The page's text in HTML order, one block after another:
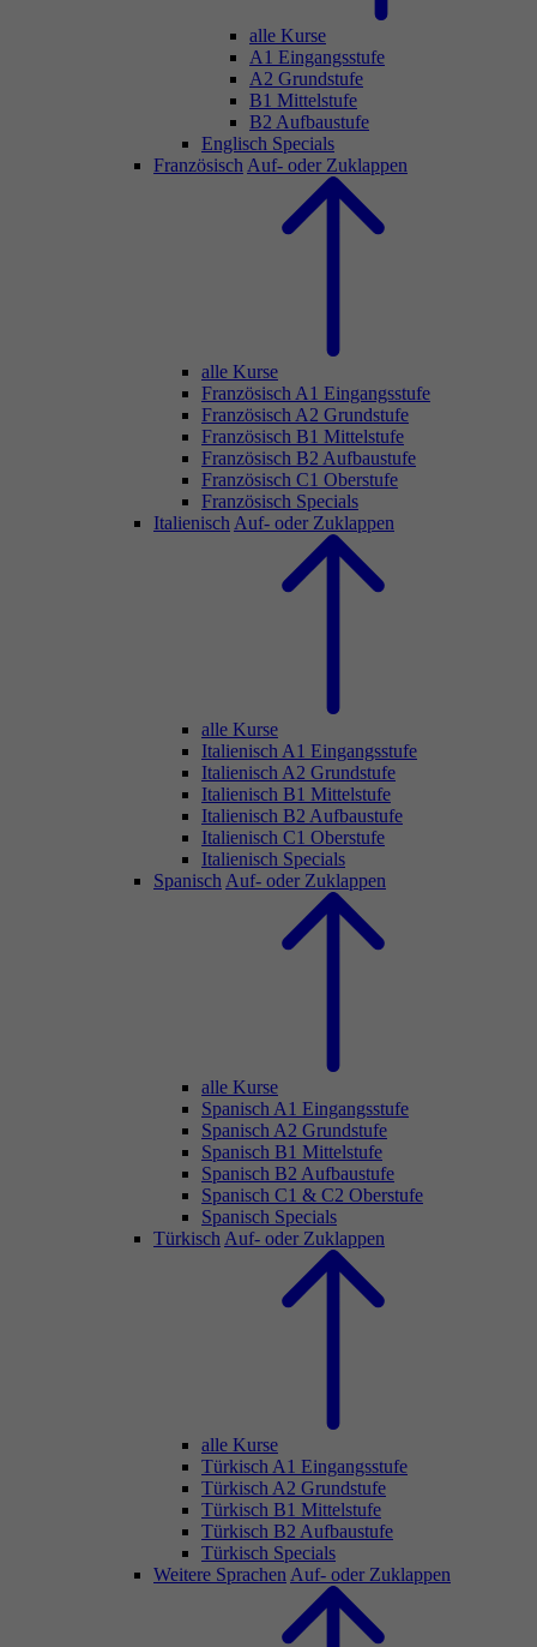
alle Kurse
A1 Eingangsstufe
A2 Grundstufe
B1 Mittelstufe
B2 Aufbaustufe
Englisch Specials
Französisch Auf- oder Zuklappen
alle Kurse
Französisch A1 Eingangsstufe
Französisch A2 Grundstufe
Französisch B1 Mittelstufe
Französisch B2 Aufbaustufe
Französisch C1 Oberstufe
Französisch Specials
Italienisch Auf- oder Zuklappen
alle Kurse
Italienisch A1 Eingangsstufe
Italienisch A2 Grundstufe
Italienisch B1 Mittelstufe
Italienisch B2 Aufbaustufe
Italienisch C1 Oberstufe
Italienisch Specials
Spanisch Auf- oder Zuklappen
alle Kurse
Spanisch A1 Eingangsstufe
Spanisch A2 Grundstufe
Spanisch B1 Mittelstufe
Spanisch B2 Aufbaustufe
Spanisch C1 & C2 Oberstufe
Spanisch Specials
Türkisch Auf- oder Zuklappen
alle Kurse
Türkisch A1 Eingangsstufe
Türkisch A2 Grundstufe
Türkisch B1 Mittelstufe
Türkisch B2 Aufbaustufe
Türkisch Specials
Weitere Sprachen Auf- oder Zuklappen